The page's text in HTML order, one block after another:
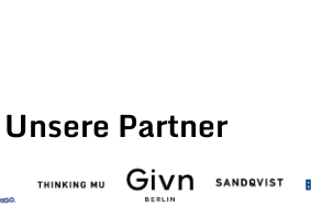
Unsere Partner